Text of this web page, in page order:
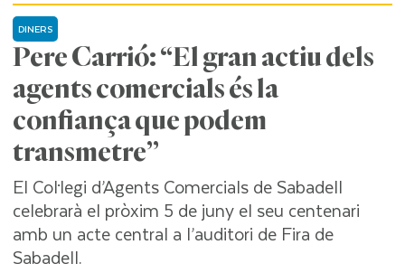
Pere Carrió: “El gran actiu dels
agents comercials és la
confiança que podem
transmetre”
DINERS
El Col·legi d’Agents Comercials de Sabadell
celebrarà el pròxim 5 de juny el seu centenari
amb un acte central a l’auditori de Fira de
Sabadell.